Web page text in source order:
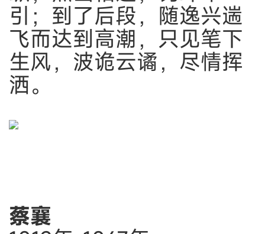
引；到了后段，随逸兴遄
飞而达到高潮，只见笔下
生风，波诡云谲，尽情挥
洒。
蔡襄